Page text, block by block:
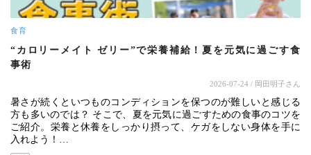
食育
“カロリーメイト ゼリー”で栄養補給！夏を元気に過ごす食
事術
2026-07-24 / 岡田明子さん
暑さが続くといつものコンディションを保つのが難しいと感じる
方も多いのでは？ そこで、夏を元気に過ごすための食事のコツを
ご紹介。栄養と休養をしっかり摂って、ケガをしない身体を手に
入れよう！…